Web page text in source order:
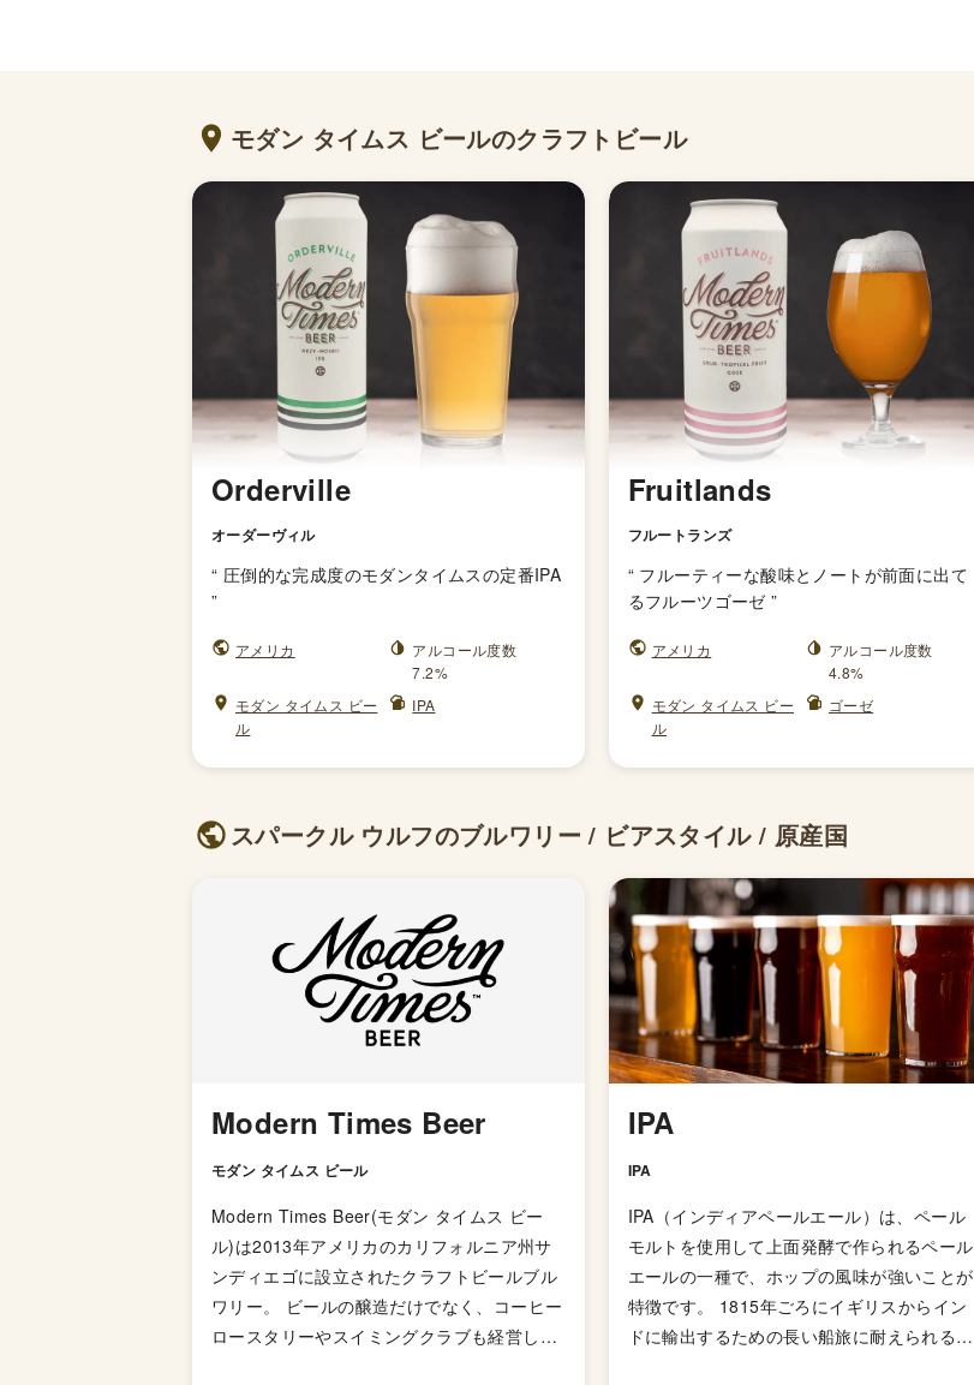
モダン タイムス ビールのクラフトビール
Orderville
オーダーヴィル
“ 圧倒的な完成度のモダンタイムスの定番IPA
”
アメリカ
アルコール度数
7.2%
モダン タイムス ビー
ル
IPA
Fruitlands
フルートランズ
“ フルーティーな酸味とノートが前面に出て
るフルーツゴーゼ”
アメリカ
アルコール度数
4.8%
モダン タイムス ビー
ル
ゴーゼ
スパークル ウルフのブルワリー / ビアスタイル / 原産国
Modern Times Beer
モダン タイムス ビール
Modern Times Beer(モダン タイムス ビー
ル)は2013年アメリカのカリフォルニア州サ
ンディエゴに設立されたクラフトビールブル
ワリー。 ビールの醸造だけでなく、コーヒー
ロースタリーやスイミングクラブも経営して
IPA
IPA
IPA（インディアペールエール）は、ペール
モルトを使用して上面発酵で作られるペール
エールの一種で、ホップの風味が強いことが
特徴です。 1815年ごろにイギリスからイン
ドに輸出するための長い船旅に耐えられるよ